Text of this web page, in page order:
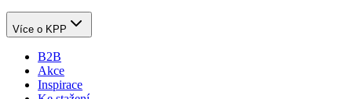
Více o KPP
B2B
Akce
Inspirace